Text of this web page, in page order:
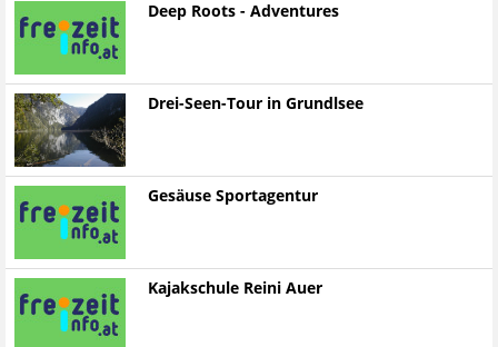
Deep Roots - Adventures
Drei-Seen-Tour in Grundlsee
Gesäuse Sportagentur
Kajakschule Reini Auer